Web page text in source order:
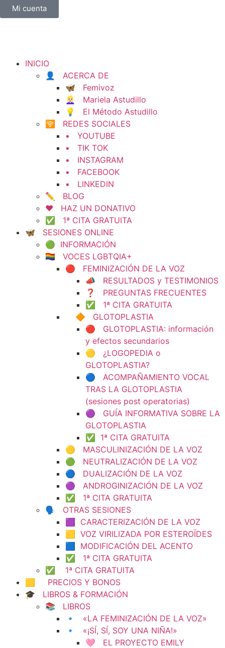
Mi cuenta
INICIO
👤 ACERCA DE
🦋 Femivoz
👱🏻‍♀️ Mariela Astudillo
💡 El Método Astudillo
🛜 REDES SOCIALES
▪️ YOUTUBE
▪️ TIK TOK
▪️ INSTAGRAM
▪️ FACEBOOK
▪️ LINKEDIN
✏️ BLOG
❤️ HAZ UN DONATIVO
✅ 1ª CITA GRATUITA
🦋 SESIONES ONLINE
🟢 INFORMACIÓN
🏳️‍🌈 VOCES LGBTQIA+
🔴 FEMINIZACIÓN DE LA VOZ
📣 RESULTADOS y TESTIMONIOS
❓ PREGUNTAS FRECUENTES
✅ 1ª CITA GRATUITA
🔶 GLOTOPLASTIA
🔴 GLOTOPLASTIA: información
y efectos secundarios
🟡 ¿LOGOPEDIA o
GLOTOPLASTIA?
🔵 ACOMPAÑAMIENTO VOCAL
TRAS LA GLOTOPLASTIA
(sesiones post operatorias)
🟣 GUÍA INFORMATIVA SOBRE LA
GLOTOPLASTIA
✅ 1ª CITA GRATUITA
🟡 MASCULINIZACIÓN DE LA VOZ
🟢 NEUTRALIZACIÓN DE LA VOZ
🔵 DUALIZACIÓN DE LA VOZ
🟣 ANDROGINIZACIÓN DE LA VOZ
✅ 1ª CITA GRATUITA
🗣️ OTRAS SESIONES
🟪 CARACTERIZACIÓN DE LA VOZ
🟨 VOZ VIRILIZADA POR ESTEROÏDES
🟦 MODIFICACIÓN DEL ACENTO
✅ 1ª CITA GRATUITA
✅ 1ª CITA GRATUITA
🟨 PRECIOS Y BONOS
🎓 LIBROS & FORMACIÓN
📚 LIBROS
🔹 «LA FEMINIZACIÓN DE LA VOZ»
🔹 «¡SÍ, SÍ, SOY UNA NIÑA!»
🩷 EL PROYECTO EMILY